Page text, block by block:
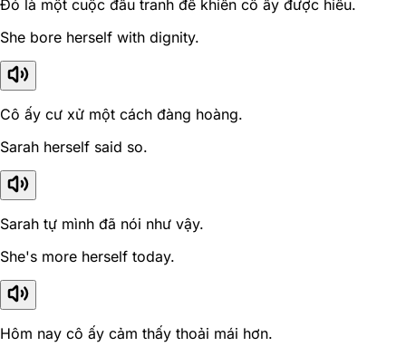
Đó là một cuộc đấu tranh để khiến cô ấy được hiểu.
She bore herself with dignity.
Cô ấy cư xử một cách đàng hoàng.
Sarah herself said so.
Sarah tự mình đã nói như vậy.
She's more herself today.
Hôm nay cô ấy cảm thấy thoải mái hơn.